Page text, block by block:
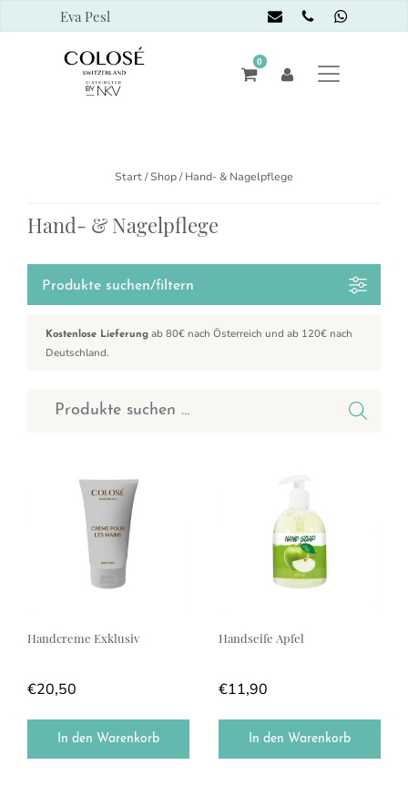
Eva Pesl
0
Start/Shop/ Hand- & Nagelpflege
Hand- & Nagelpflege
Produkte suchen/filtern
Kostenlose Lieferung ab 80€ nach Österreich und ab 120€ nach
Deutschland.
Suchen nach:
Handcreme Exklusiv
€20,50
In den Warenkorb
Handseife Apfel
€11,90
In den Warenkorb